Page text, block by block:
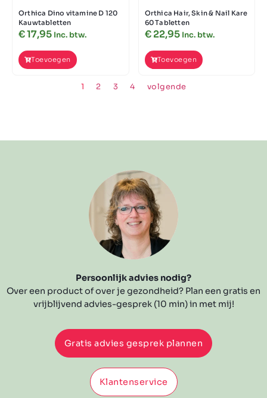
Orthica Dino vitamine D 120
Kauwtabletten
€17,95 Inc. btw.
Toevoegen
Orthica Hair, Skin & Nail Kare
60 Tabletten
€22,95 Inc. btw.
Toevoegen
1 2 3 4 volgende
Persoonlijk advies nodig?
Over een product of over je gezondheid? Plan een gratis en
vrijblijvend advies-gesprek (10 min) in met mij!
Gratis advies gesprek plannen
Klantenservice